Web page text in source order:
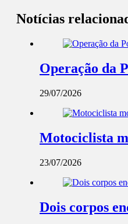
Notícias
Operação da
29/07/2026
Motociclista
23/07/2026
Dois corpos